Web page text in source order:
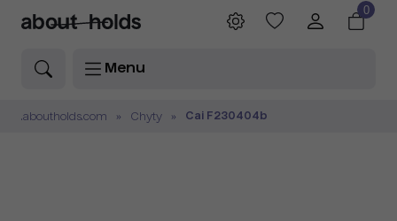
Menu
0
.aboutholds.com Chyty Cai F230404b